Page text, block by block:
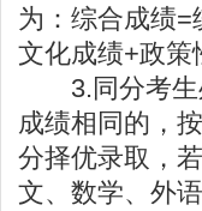
为：综合成绩
文化成绩+政策
3.同分考生
成绩相同的，
分择优录取，
文、数学、外